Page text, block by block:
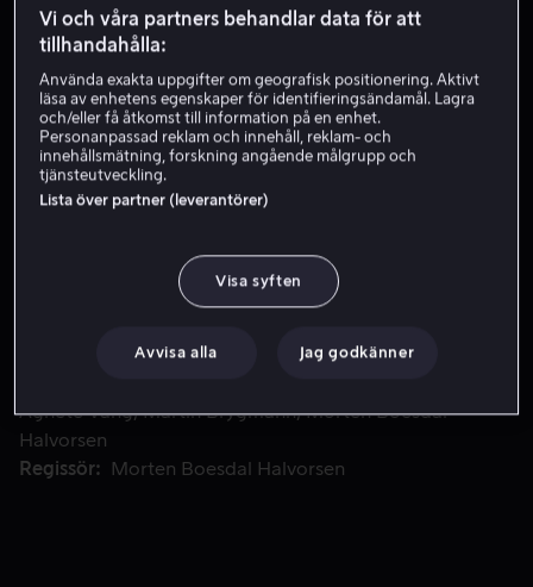
5.5 Komedi Romantik 2019 11 år
Skaffa Viaplay
Se trailer
speciellt i karriären där han vill tas på större allvar. När
han förälskar sig i aktrisen Julie tar saker fart på ett helt
Agnete Vang Martin Brygmann Morten Boesdal
Halvorsen
Regissör
Morten Boesdal Halvorsen
Vi och våra partners behandlar data för att
tillhandahålla:
Använda exakta uppgifter om geografisk positionering. Aktivt
läsa av enhetens egenskaper för identifieringsändamål. Lagra
och/eller få åtkomst till information på en enhet.
Personanpassad reklam och innehåll, reklam- och
innehållsmätning, forskning angående målgrupp och
tjänsteutveckling.
Lista över partner (leverantörer)
Visa syften
Avvisa alla Jag godkänner